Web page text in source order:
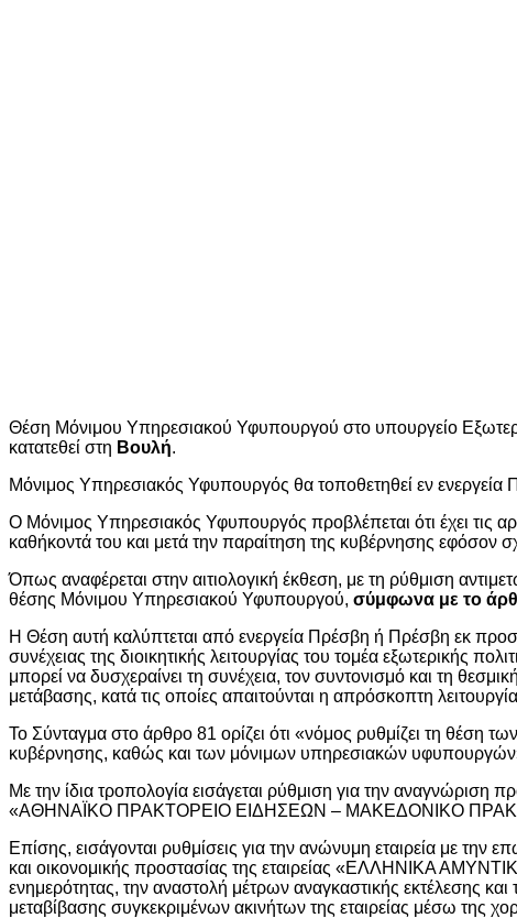
Θέση Μόνιμου Υπηρεσιακού Υφυπουργού στο υπουργείο
κατατεθεί στη Βουλή.
Mόνιμος Υπηρεσιακός Υφυπουργός θα τοποθετηθεί εν
Ο Μόνιμος Υπηρεσιακός Υφυπουργός προβλέπεται ότι έχει τις
καθήκοντά του και μετά την παραίτηση της κυβέρνησης εφόσον
Όπως αναφέρεται στην αιτιολογική έκθεση, με τη ρύθμιση
θέσης Μόνιμου Υπηρεσιακού Υφυπουργού, σύμφωνα με το
Η Θέση αυτή καλύπτεται από ενεργεία Πρέσβη ή Πρέσβη εκ
συνέχειας της διοικητικής λειτουργίας του τομέα εξωτερικής
μπορεί να δυσχεραίνει τη συνέχεια, τον συντονισμό και τη
μετάβασης, κατά τις οποίες απαιτούνται η απρόσκοπτη
Το Σύνταγμα στο άρθρο 81 ορίζει ότι «νόμος ρυθμίζει τη
κυβέρνησης, καθώς και των μόνιμων υπηρεσιακών
Με την ίδια τροπολογία εισάγεται ρύθμιση για την
«ΑΘΗΝΑΪΚΟ ΠΡΑΚΤΟΡΕΙΟ ΕΙΔΗΣΕΩΝ – ΜΑΚΕΔΟΝΙΚΟ
Επίσης, εισάγονται ρυθμίσεις για την ανώνυμη εταιρεία με
και οικονομικής προστασίας της εταιρείας «ΕΛΛΗΝΙΚΑ
ενημερότητας, την αναστολή μέτρων αναγκαστικής εκτέλεσης
μεταβίβασης συγκεκριμένων ακινήτων της εταιρείας μέσω της